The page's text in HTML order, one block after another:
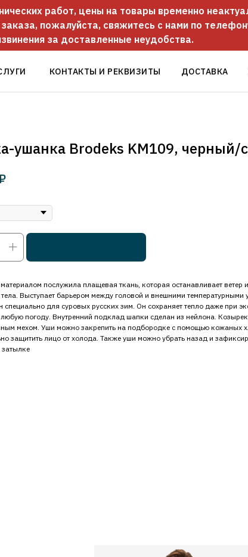
работ, цены на товары временно
пожалуйста, свяжитесь с нами по
за доставленные неудобства.
КОНТАКТЫ И РЕКВИЗИТЫ ДОСТАВКА
ушанка Brodeks KM109, черный/
послужила плащевая ткань, которая останавливает ветер
Выступает барьером между головой и внешними температурными
специально для суровых русских зим. Он сохраняет тепло даже при
погоду. Внутренний подклад шапки сделан из нейлона.
мехом. Уши можно закрепить на подбородке с помощью кожаных
защитить лицо от холода. Также уши можно убрать назад и
затылке